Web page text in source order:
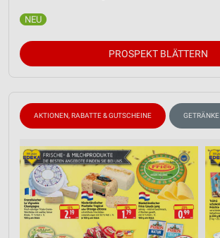
PROSPEKT BLÄTTERN
AKTIONEN, RABATTE & GUTSCHEINE GETRÄNKE